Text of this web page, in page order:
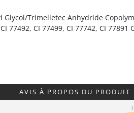
Trimelletec Anhydride
77492, CI 77499, CI 77742, CI 77891
AVIS À PROPOS DU PRODUIT
1